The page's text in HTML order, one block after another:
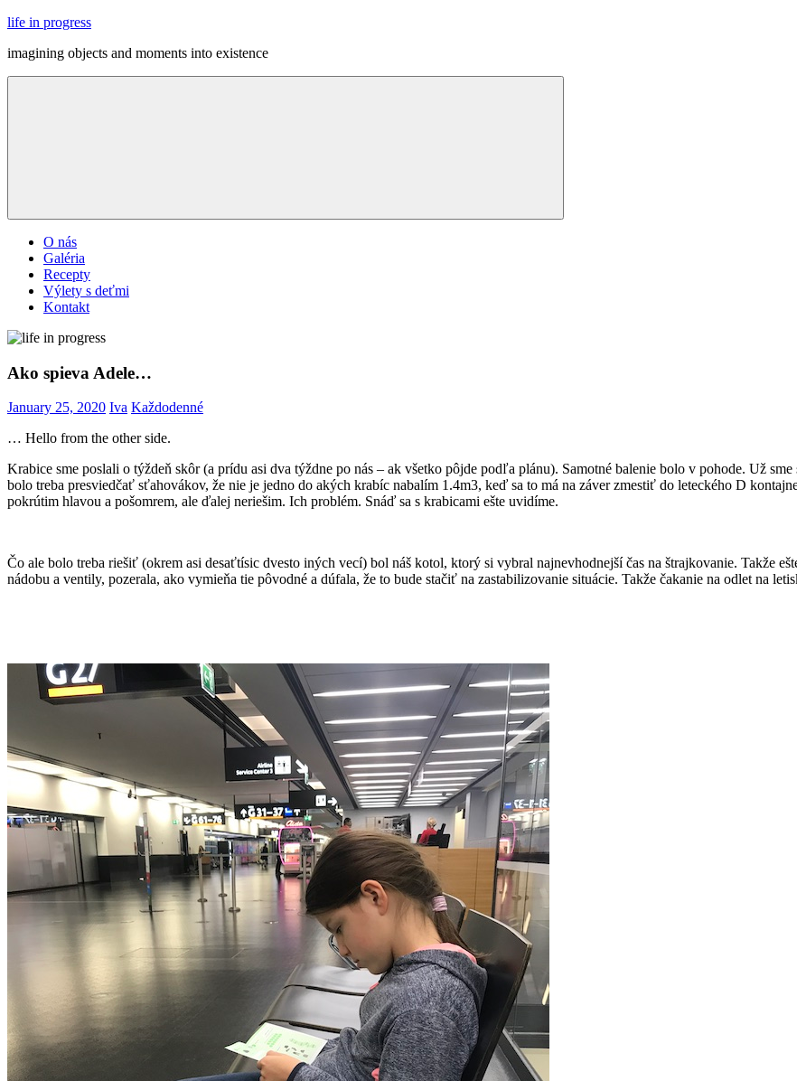
Skip
content
life in progress
imagining objects and moments into existence
Menu
O nás
Galéria
Recepty
Výlety s deťmi
Kontakt
Ako spieva Adele…
January 25, 2020 Iva Každodenné
… Hello from the other side.
Krabice sme poslali o týždeň skôr (a prídu asi dva týždne po nás – ak všetko pôjde podľa plánu). Samotné balenie bolo v pohode. Už
bolo treba presviedčať sťahovákov, že nie je jedno do akých krabíc nabalím 1.4m3, keď sa to má na záver zmestiť do leteckého D
pokrútim hlavou a pošomrem, ale ďalej neriešim. Ich problém. Snáď sa s krabicami ešte uvidíme.
Čo ale bolo treba riešiť (okrem asi desaťtísic dvesto iných vecí) bol náš kotol, ktorý si vybral najnevhodnejší čas na štrajkovanie. Takže
nádobu a ventily, pozerala, ako vymieňa tie pôvodné a dúfala, že to bude stačiť na zastabilizovanie situácie. Takže čakanie na odlet na